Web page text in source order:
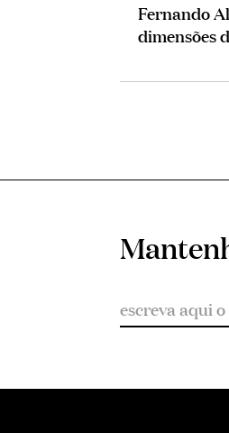
Fernando
dimensões